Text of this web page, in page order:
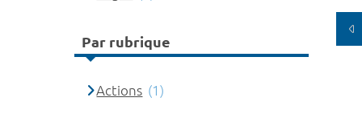
Par rubrique
Actions (1)